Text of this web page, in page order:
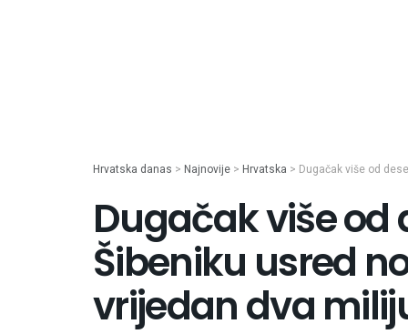
Hrvatska danas > Najnovije > Hrvatska > Dugačak više od
Dugačak više od
Šibeniku usred
vrijedan dva